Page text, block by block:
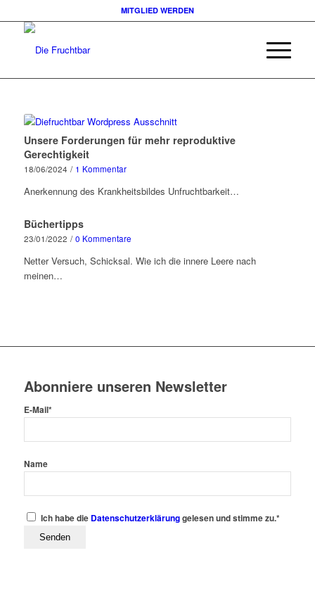
MITGLIED WERDEN
Unsere Forderungen für mehr reproduktive
Gerechtigkeit
18/06/2024 / 1 Kommentar
Anerkennung des Krankheitsbildes Unfruchtbarkeit…
Büchertipps
23/01/2022 / 0 Kommentare
Netter Versuch, Schicksal. Wie ich die innere Leere nach
meinen…
Abonniere unseren Newsletter
E-Mail*
Name
Ich habe die Datenschutzerklärunggelesen und stimme zu.*